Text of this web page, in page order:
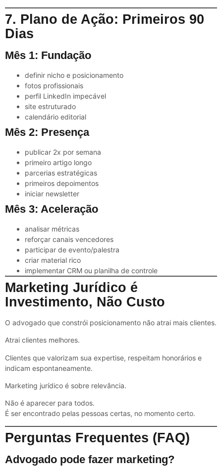
7. Plano de Ação: Primeiros 90
Dias
Mês 1: Fundação
definir nicho e posicionamento
fotos profissionais
perfil LinkedIn impecável
site estruturado
calendário editorial
Mês 2: Presença
publicar 2x por semana
primeiro artigo longo
parcerias estratégicas
primeiros depoimentos
iniciar newsletter
Mês 3: Aceleração
analisar métricas
reforçar canais vencedores
participar de evento/palestra
criar material rico
implementar CRM ou planilha de controle
Marketing Jurídico é
Investimento, Não Custo
O advogado que constrói posicionamento não atrai mais clientes.
Atrai clientes melhores.
Clientes que valorizam sua expertise, respeitam honorários e
indicam espontaneamente.
Marketing jurídico é sobre relevância.
Não é aparecer para todos.
É ser encontrado pelas pessoas certas, no momento certo.
Perguntas Frequentes (FAQ)
Advogado pode fazer marketing?